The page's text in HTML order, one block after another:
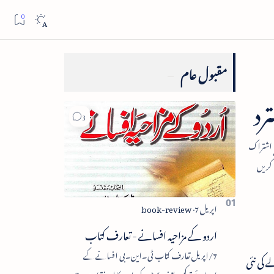
کی نئی
مقبول عام
اردو کے مزاحیہ افسانے - تعارف کتاب
7/اپریل تعارف کتاب ٹی۔این۔بی افسانے کے